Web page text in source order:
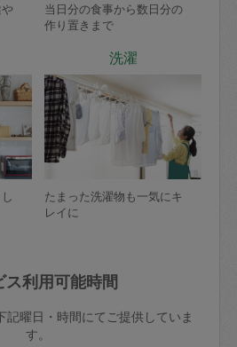
当日分の食事から数日分の
作り置きまで
洗濯
たまった洗濯物も一気にキ
レイに
ス利用可能時間
記曜日・時間にてご提供していま
す。